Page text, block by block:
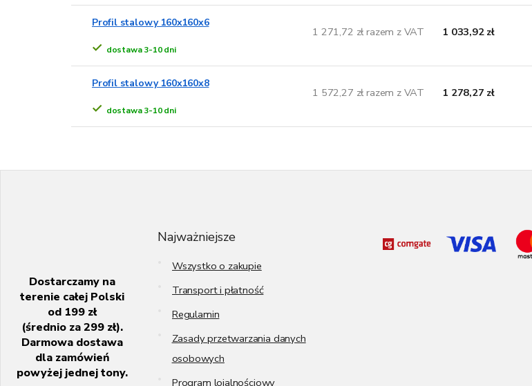
Profil stalowy 160x160x6
dostawa 3-10 dni
1 271,72 zł razem z VAT 1 033,92 zł
Profil stalowy 160x160x8
dostawa 3-10 dni
1 572,27 zł razem z VAT 1 278,27 zł
Dostarczamy na
terenie całej Polski
od 199 zł
(średnio za 299 zł).
Darmowa dostawa
dla zamówień
powyżej jednej tony.
Najważniejsze
Wszystko o zakupie
Transport i płatność
Regulamin
Zasady przetwarzania danych
osobowych
Program lojalnościowy